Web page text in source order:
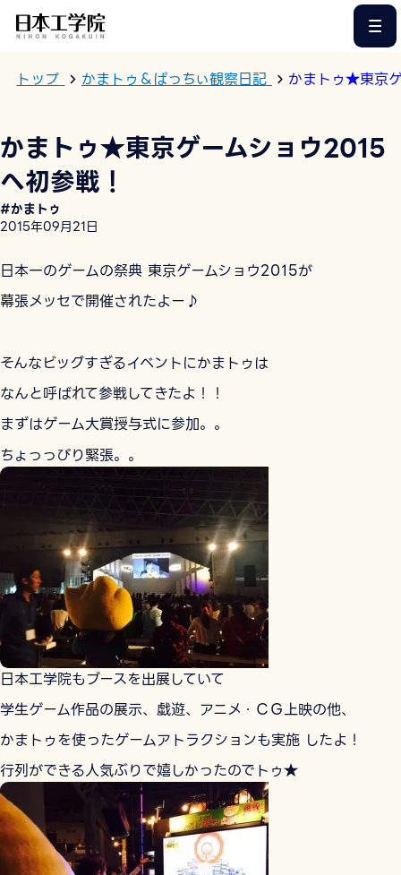
トップ かまトゥ＆ぱっちぃ観察日記 かまトゥ★東京
かまトゥ★東京ゲームショウ2015
へ初参戦！
#かまトゥ
2015年09月21日
日本一のゲームの祭典 東京ゲームショウ2015が
幕張メッセで開催されたよー♪
そんなビッグすぎるイベントにかまトゥは
なんと呼ばれて参戦してきたよ！！
まずはゲーム大賞授与式に参加。。
ちょっっぴり緊張。。
日本工学院もブースを出展していて
学生ゲーム作品の展示、戯遊、アニメ・ＣＧ上映の他、
かまトゥを使ったゲームアトラクションも実施 したよ！
行列ができる人気ぶりで嬉しかったのでトゥ★